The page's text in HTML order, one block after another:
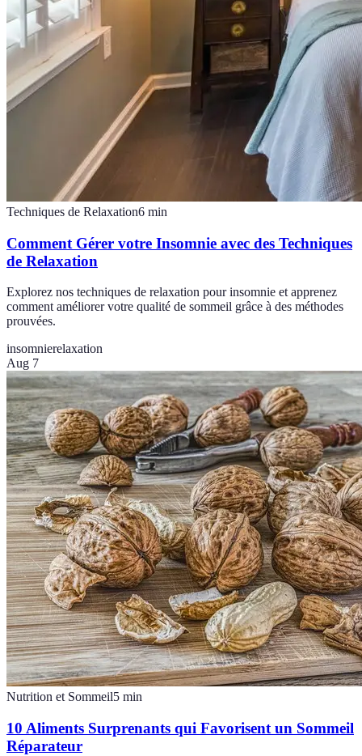
Techniques de Relaxation6 min
Comment Gérer votre Insomnie avec des Techniques
de Relaxation
Explorez nos techniques de relaxation pour insomnie et apprenez
comment améliorer votre qualité de sommeil grâce à des méthodes
prouvées.
insomnierelaxation
Aug 7
Nutrition et Sommeil5 min
10 Aliments Surprenants qui Favorisent un Sommeil
Réparateur